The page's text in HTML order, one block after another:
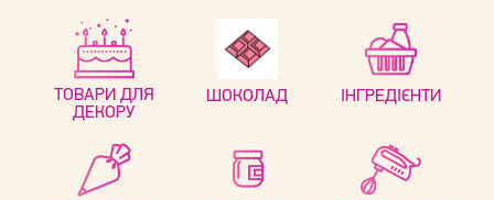
ТОВАРИ ДЛЯ
ДЕКОРУ
ШОКОЛАД ІНГРЕДІЄНТИ